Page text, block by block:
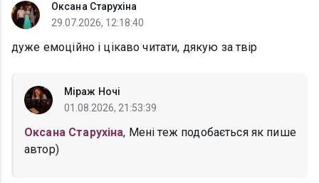
Оксана Старухіна
29.07.2026, 12:18:40
дуже емоційно і цікаво читати, дякую за твір
Міраж Ночі
01.08.2026, 21:53:39
Оксана Старухіна, Мені теж подобається як пише
автор)